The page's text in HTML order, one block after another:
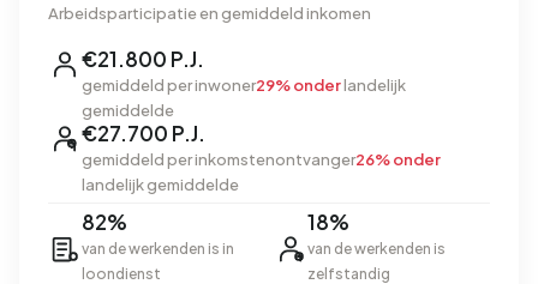
Arbeidsparticipatie en gemiddeld inkomen
€21.800 P.J.
gemiddeld per inwoner29% onderlandelijk
gemiddelde
€27.700 P.J.
gemiddeld per inkomstenontvanger26% onder
landelijk gemiddelde
82%
van de werkenden is in
loondienst
18%
van de werkenden is
zelfstandig